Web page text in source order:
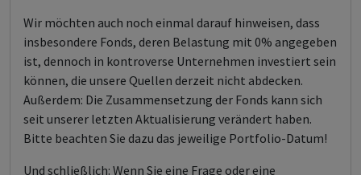
Wir möchten auch noch einmal darauf hinweisen, dass
insbesondere Fonds, deren Belastung mit 0% angegeben
ist, dennoch in kontroverse Unternehmen investiert sein
können, die unsere Quellen derzeit nicht abdecken.
Außerdem: Die Zusammensetzung der Fonds kann sich
seit unserer letzten Aktualisierung verändert haben.
Bitte beachten Sie dazu das jeweilige Portfolio-Datum!
Und schließlich: Wenn Sie eine Frage oder eine